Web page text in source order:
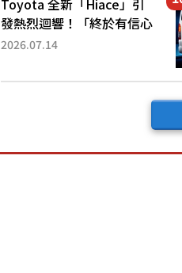
發熱烈迴響！「終於有信心
下訂了！」「哪個等級交車
後竟然還要等「超過半年」
2026.07.14